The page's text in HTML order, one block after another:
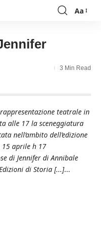
Font
Aa
3 Min Read
teatrale in
alle 17 la sceneggiatura
nell’ambito dell’edizione
aprile h 17
di Jennifer di Annibale
di Storia [...]...